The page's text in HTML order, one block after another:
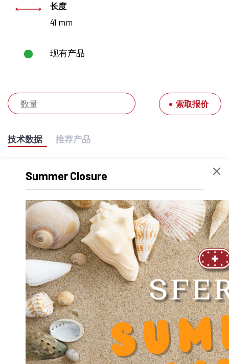
长度
41 mm
现有产品
索取报价
技术数据 推荐产品
产品编号
宽度
51 mm
高度
27 mm
Volume
56457
产品名称
SR-OUV-AL 1222
净重
70 g
外径 D
0
内径 d
0
长度
41 mm
动态系数 Y
0.000000
Inner Diameter (outside bearing) D
22
Diameter screw slot V
4.5
Summer Closure